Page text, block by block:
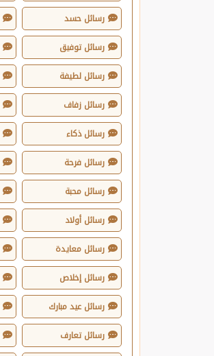
رسائل حسد
رسائل توفيق
رسائل لطيفة
رسائل زفاف
رسائل ذكاء
رسائل فرحة
رسائل محبة
رسائل أولاد
رسائل معايدة
رسائل إخلاص
رسائل عيد مبارك
رسائل تعارف